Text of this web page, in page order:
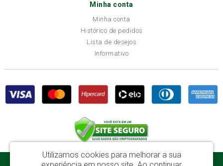
Minha conta
Minha conta
Histórico de pedidos
Lista de desejos
Informativo
Utilizamos cookies para melhorar a sua